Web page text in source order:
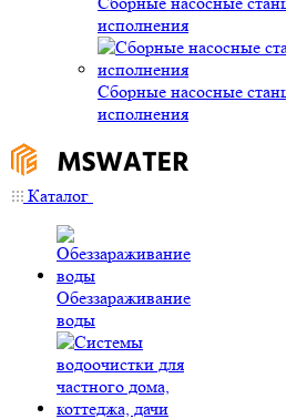
исполнения
Сборные насосные
исполнения
Каталог
Обеззараживание
воды